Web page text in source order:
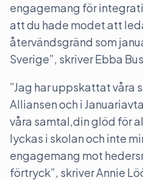
engagemang för
att du hade modet att
återvändsgränd som
Sverige”, skriver Ebba
”Jag har uppskattat våra
Alliansen och i
våra samtal,din glöd för
lyckas i skolan och inte
engagemang mot
förtryck”, skriver Annie